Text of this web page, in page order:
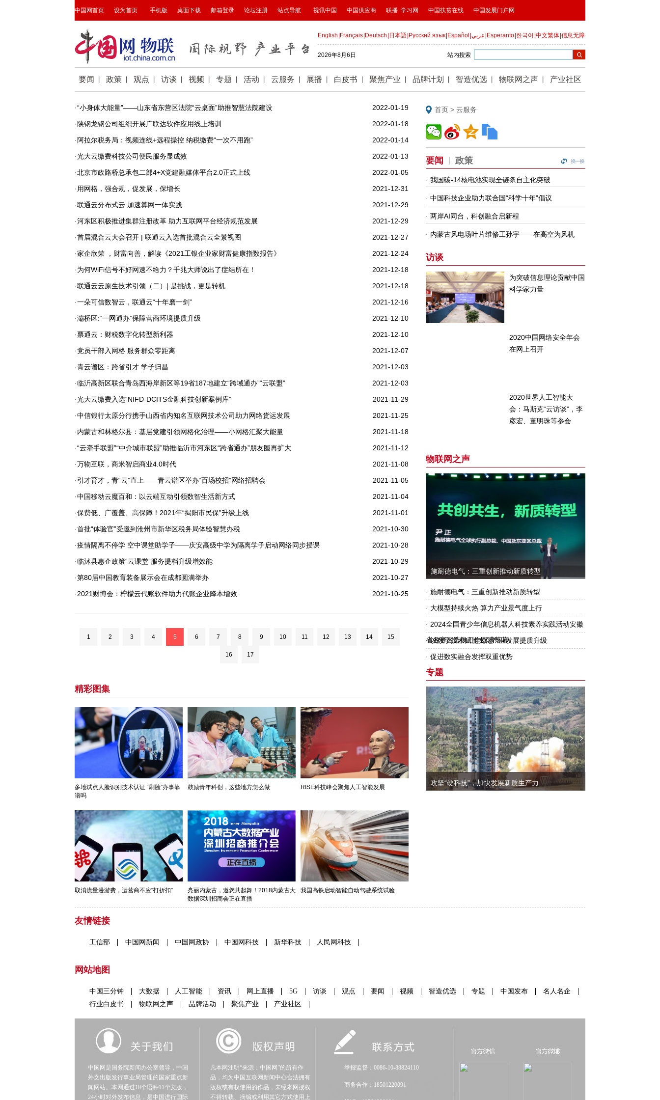
·“小身体大能量”——山东省东营区法院“云桌面”助推智慧法院建设 2022-01-19
·陕钢龙钢公司组织开展广联达软件应用线上培训 2022-01-18
·阿拉尔税务局：视频连线+远程操控 纳税缴费“一次不用跑” 2022-01-14
·光大云缴费科技公司便民服务显成效 2022-01-13
·北京市政路桥总承包二部4+X党建融媒体平台2.0正式上线 2022-01-05
·用网格，强合规，促发展，保增长 2021-12-31
·联通云分布式云 加速算网一体实践 2021-12-29
·河东区积极推进集群注册改革 助力互联网平台经济规范发展 2021-12-29
·首届混合云大会召开 | 联通云入选首批混合云全景视图 2021-12-27
·家企欣荣 ，财富向善，解读《2021工银企业家财富健康指数报告》 2021-12-24
·为何WiFi信号不好网速不给力？千兆大师说出了症结所在！ 2021-12-18
·联通云云原生技术引领（二）| 是挑战，更是转机 2021-12-18
·一朵可信数智云，联通云“十年磨一剑” 2021-12-16
·灞桥区:“一网通办”保障营商环境提质升级 2021-12-10
·票通云：财税数字化转型新利器 2021-12-10
·党员干部入网格 服务群众零距离 2021-12-07
·青云谱区：跨省引才 学子归昌 2021-12-03
·临沂高新区联合青岛西海岸新区等19省187地建立“跨域通办”“云联盟” 2021-12-03
·光大云缴费入选“NIFD-DCITS金融科技创新案例库” 2021-11-29
·中信银行太原分行携手山西省内知名互联网技术公司助力网络货运发展 2021-11-25
·内蒙古和林格尔县：基层党建引领网格化治理——小网格汇聚大能量 2021-11-18
·“云牵手联盟”“中介城市联盟”助推临沂市河东区“跨省通办”朋友圈再扩大 2021-11-12
·万物互联，商米智启商业4.0时代 2021-11-08
·引才育才，青“云”直上——青云谱区举办“百场校招”网络招聘会 2021-11-05
·中国移动云魔百和：以云端互动引领数智生活新方式 2021-11-04
·保费低、广覆盖、高保障！2021年“揭阳市民保”升级上线 2021-11-01
·首批“体验官”受邀到沧州市新华区税务局体验智慧办税 2021-10-30
·疫情隔离不停学 空中课堂助学子——庆安高级中学为隔离学子启动网络同步授课 2021-10-28
·临沭县惠企政策“云课堂”服务提档升级增效能 2021-10-29
·第80届中国教育装备展示会在成都圆满举办 2021-10-27
·2021财博会：柠檬云代账软件助力代账企业降本增效 2021-10-25
1 2 3 4 5 6 7 8 9 10 11 12 13 14 15
16 17
首页 > 云服务